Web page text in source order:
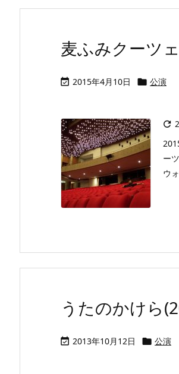
麦ふみクーツ
 2015年4月10日  公演

ー
ウ
うたのかけら
 2013年10月12日  公演